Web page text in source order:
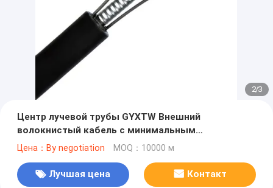
2/3
Центр лучевой трубы GYXTW Внешний
волокнистый кабель с минимальным
сопротивлением боковой силы
Цена：By negotiation MOQ：10000 м
Лучшая цена Контакт